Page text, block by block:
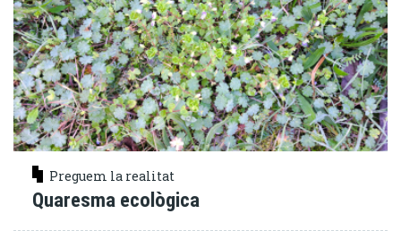
Preguem la realitat
Quaresma ecològica